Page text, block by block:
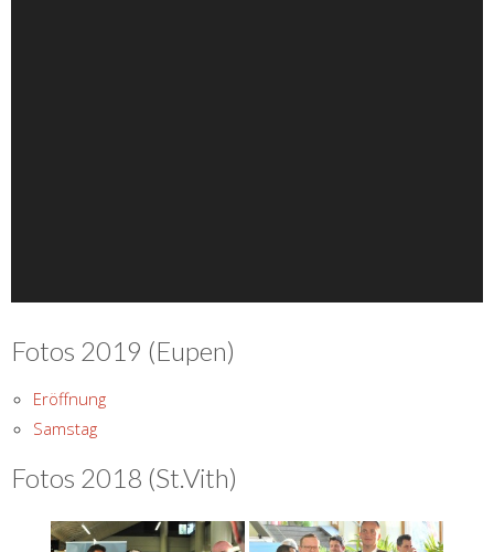
Fotos 2019 (Eupen)
Eröffnung
Samstag
Fotos 2018 (St.Vith)